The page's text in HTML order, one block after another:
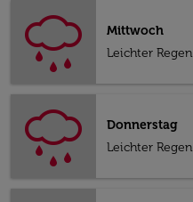
Mittwoch
Leichter Regen
Donnerstag
Leichter Regen